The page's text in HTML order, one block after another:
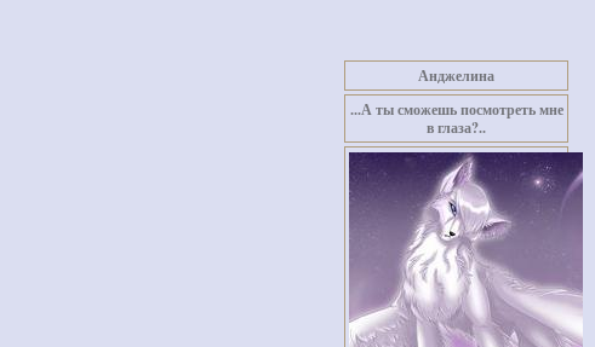
Анджелина
...А ты сможешь посмотреть мне
в глаза?..